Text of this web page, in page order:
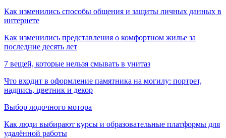
Как изменились способы общения и защиты личных данных в
интернете
Как изменились представления о комфортном жилье за
последние десять лет
7 вещей, которые нельзя смывать в унитаз
Что входит в оформление памятника на могилу: портрет,
надпись, цветник и декор
Выбор лодочного мотора
Как люди выбирают курсы и образовательные платформы для
удалённой работы